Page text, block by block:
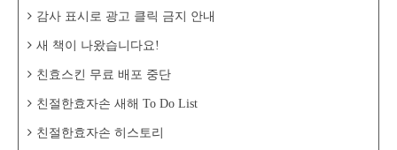
감사 표시로 광고 클릭 금지 안내
새 책이 나왔습니다요!
친효스킨 무료 배포 중단
친절한효자손 새해 To Do List
친절한효자손 히스토리